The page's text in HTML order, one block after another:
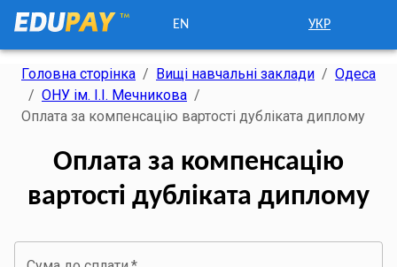
EN УКР
Головна сторінка / Вищі навчальні заклади / Одеса
/ ОНУ ім. І.І. Мечникова /
Оплата за компенсацію вартості дубліката диплому
Оплата за компенсацію
вартості дубліката диплому